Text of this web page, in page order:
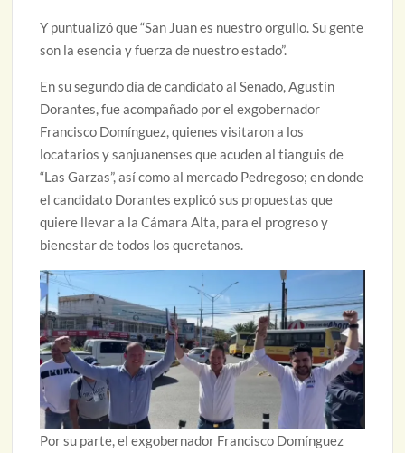
Y puntualizó que “San Juan es nuestro orgullo. Su gente
son la esencia y fuerza de nuestro estado”.
En su segundo día de candidato al Senado, Agustín
Dorantes, fue acompañado por el exgobernador
Francisco Domínguez, quienes visitaron a los
locatarios y sanjuanenses que acuden al tianguis de
“Las Garzas”, así como al mercado Pedregoso; en donde
el candidato Dorantes explicó sus propuestas que
quiere llevar a la Cámara Alta, para el progreso y
bienestar de todos los queretanos.
Por su parte, el exgobernador Francisco Domínguez